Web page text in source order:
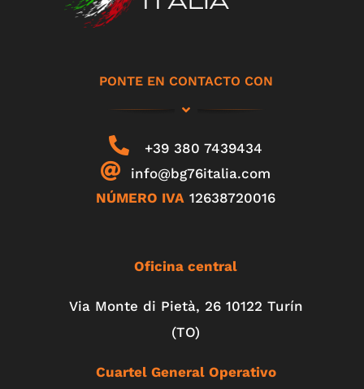
PONTE EN CONTACTO CON
+39 380 7439434
info@bg76italia.com
NÚMERO IVA 12638720016
Oficina central
Via Monte di Pietà, 26 10122 Turín
(TO)
Cuartel General Operativo